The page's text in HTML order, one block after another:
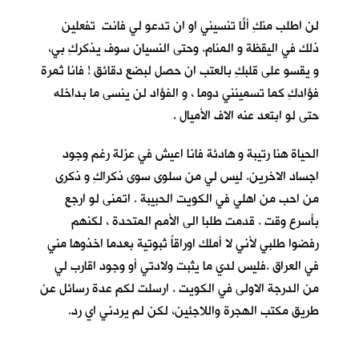
لن اطلب منكِ ألّا تنسيني او ان تدعو لي فانتِ تفعلين
ذلك في اليقظة و المنام. وحتى النسيان سوف يذكركِ بي،
و يقسو على قلبكِ بالعتب ان حصل لبضع دقائق ! فانا ثمرة
فؤادكِ كما تسمينني دوما ، و الفؤاد لن ينسى ما بداخله
حتى لو ابتعد عنه الاف الأميال .
الحياة هنا رتيبة و هادئة فانا اعيش في عزلة رغم وجود
اجساد الاخرين. ليس لي من سلوى سوى ذكراكِ و ذكرى
من احب من اهلي في الكويت الحبيبة . اتمنى لو ارجع
بأسرع وقت . قدمت طلبا الى الأمم المتحدة ، لكنهم
رفضوا طلبي لأني لا أملك اوراقاً ثبوتية بعدما اخذوها مني
في العراق .فليس لدي ما يثبت ولادتي أو وجود اقارب لي
من الدرجة الاولى في الكويت . ارسلت لكم عدة رسائل عن
طريق مكتب الهجرة واللاجئين، لكن لم يردني اي رد.